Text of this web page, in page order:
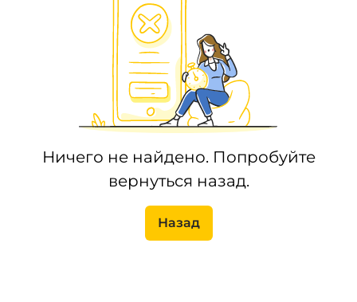
Ничего не найдено. Попробуйте
вернуться назад.
Назад